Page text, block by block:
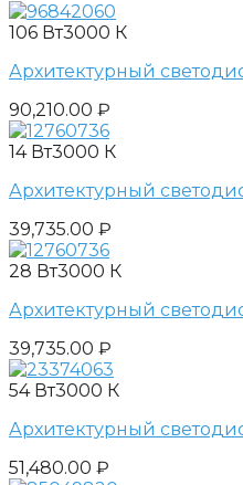
106 Вт3000 К
Архитектурный
90,210.00 ₽
14 Вт3000 К
Архитектурный
39,735.00 ₽
28 Вт3000 К
Архитектурный
39,735.00 ₽
54 Вт3000 К
Архитектурный
51,480.00 ₽